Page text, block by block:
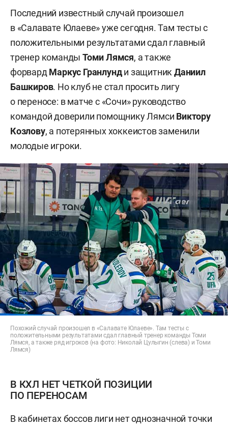
Последний известный случай произошел
в «Салавате Юлаеве» уже сегодня. Там тесты с
положительными результатами сдал главный
тренер команды Томи Лямся, а также
форвард Маркус Гранлунди защитник Даниил
Башкиров. Но клуб не стал просить лигу
о переносе: в матче с «Сочи» руководство
командой доверили помощнику Лямси Виктору
Козлову, а потерянных хоккеистов заменили
молодые игроки.
Похожий случай произошел в «Салавате Юлаеве». Там тесты с
положительными результатами сдал главный тренер команды Томи
Лямся, а также ряд игроков (на фото: Николай Цулыгин (слева) и Томи
Лямся)
В КХЛ НЕТ ЧЕТКОЙ ПОЗИЦИИ
ПО ПЕРЕНОСАМ
В кабинетах боссов лиги нет однозначной точки